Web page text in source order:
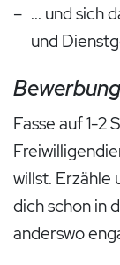
... und sich
und
Fasse auf 1-2
willst. Erzähle
dich schon in
anderswo